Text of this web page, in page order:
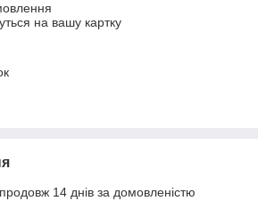
на вашу картку
14 днів за домовленістю